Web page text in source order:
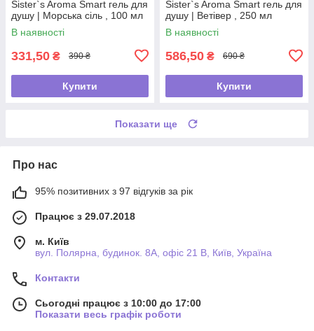
Sister`s Aroma Smart гель для
душу | Морська сіль , 100 мл
В наявності
331,50 ₴ 390 ₴
Купити
Sister`s Aroma Smart гель для
душу | Ветівер , 250 мл
В наявності
586,50 ₴ 690 ₴
Купити
Показати ще
Про нас
95% позитивних з 97 відгуків за рік
Працює з 29.07.2018
м. Київ
вул. Полярна, будинок. 8А, офіс 21 В, Київ, Україна
Контакти
Сьогодні працює з 10:00 до 17:00
Показати весь графік роботи